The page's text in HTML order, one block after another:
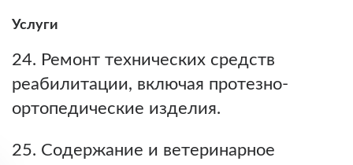
Услуги
24. Ремонт технических средств
реабилитации, включая протезно-
ортопедические изделия.
25. Содержание и ветеринарное